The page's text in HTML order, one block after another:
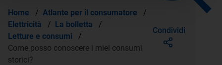
Home / Atlante per il consumatore
/
Elettricità
/ La bolletta
/
Letture e consumi
/
Come posso conoscere i miei consumi
storici?
Condividi